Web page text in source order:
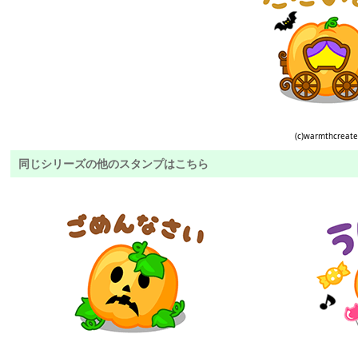
(c)warmthcreate
同じシリーズの他のスタンプはこちら